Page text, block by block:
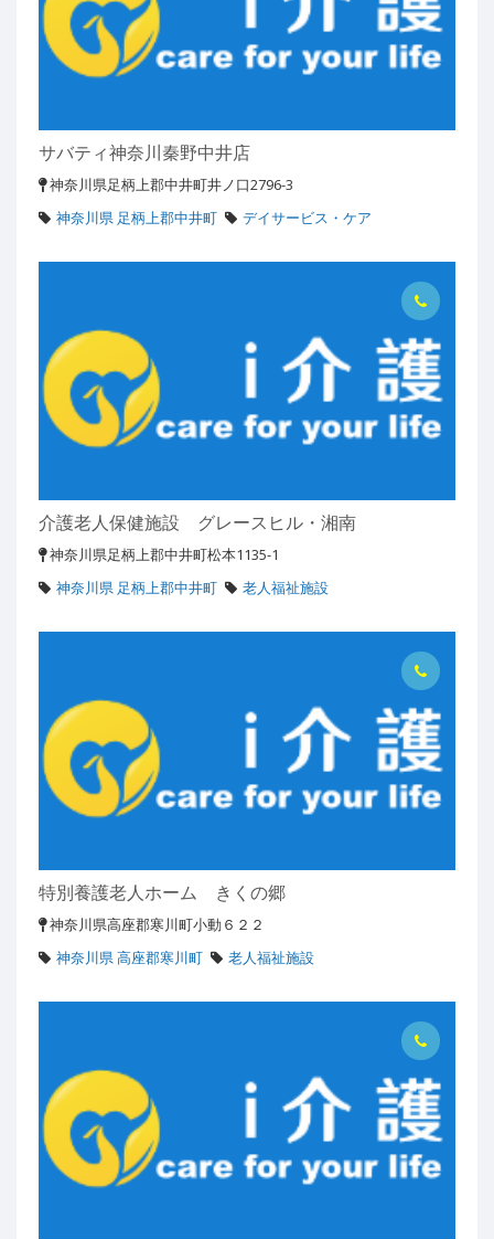
サバティ神奈川秦野中井店
神奈川県足柄上郡中井町井ノ口2796-3
神奈川県 足柄上郡中井町
デイサービス・ケア
介護老人保健施設 グレースヒル・湘南
神奈川県足柄上郡中井町松本1135-1
神奈川県 足柄上郡中井町
老人福祉施設
特別養護老人ホーム きくの郷
神奈川県高座郡寒川町小動６２２
神奈川県 高座郡寒川町
老人福祉施設